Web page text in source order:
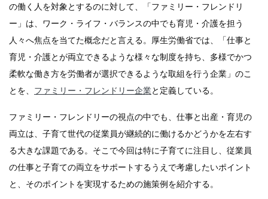
の働く人を対象とするのに対して、「ファミリー・フレンドリ
ー」は、ワーク・ライフ・バランスの中でも育児・介護を担う
人々へ焦点を当てた概念だと言える。厚生労働省では、「仕事と
育児・介護とが両立できるような様々な制度を持ち、多様でかつ
柔軟な働き方を労働者が選択できるような取組を行う企業」のこ
とを、 ファミリー・フレンドリー企業と定義している。
ファミリー・フレンドリーの視点の中でも、仕事と出産・育児の
両立は、子育て世代の従業員が継続的に働けるかどうかを左右す
る大きな課題である。そこで今回は特に子育てに注目し、従業員
の仕事と子育ての両立をサポートするうえで考慮したいポイント
と、そのポイントを実現するための施策例を紹介する。